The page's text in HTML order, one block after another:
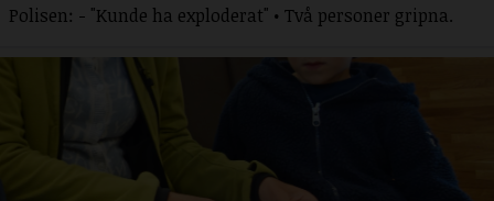
Polisen: - "Kunde ha exploderat" • Två personer gripna.